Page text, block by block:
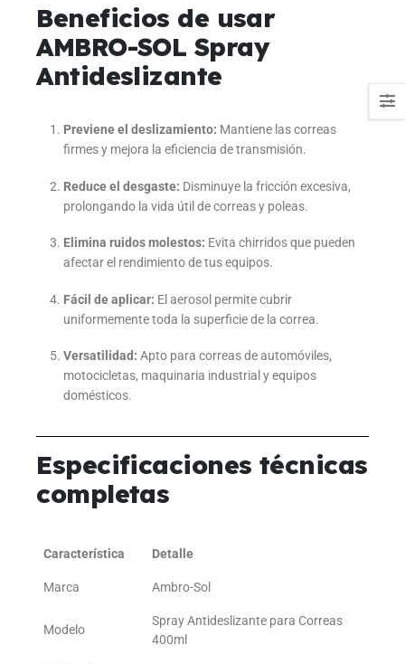
Beneficios de usar
AMBRO-SOL Spray
Antideslizante
Previene el deslizamiento: Mantiene las correas
firmes y mejora la eficiencia de transmisión.
Reduce el desgaste: Disminuye la fricción excesiva,
prolongando la vida útil de correas y poleas.
Elimina ruidos molestos: Evita chirridos que pueden
afectar el rendimiento de tus equipos.
Fácil de aplicar: El aerosol permite cubrir
uniformemente toda la superficie de la correa.
Versatilidad: Apto para correas de automóviles,
motocicletas, maquinaria industrial y equipos
domésticos.
Especificaciones técnicas
completas
Característica Detalle
Marca Ambro-Sol
Modelo
Spray Antideslizante para Correas
400ml